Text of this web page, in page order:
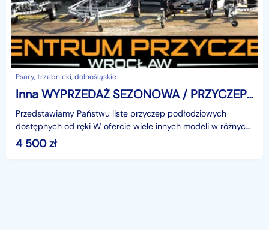
Psary, trzebnicki, dolnośląskie
Inna WYPRZEDAŻ SEZONOWA / PRZYCZEPY DO PRZEWOZU ŁODZI / PODŁODZIOWE / LED
Przedstawiamy Państwu listę przyczep podłodziowych
dostępnych od ręki W ofercie wiele innych modeli w różnych
konfiguracjach na zapytanieSPECYFIKACJA GOTTER GT
4 500zł